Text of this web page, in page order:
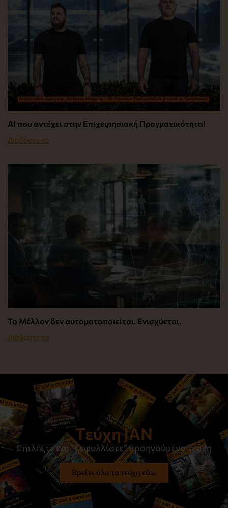
AI που αντέχει στην Επιχειρησιακή Πραγματικότητα!
Διαβάστε το
Το Μέλλον δεν αυτοματοποιείται. Ενισχύεται.
Διαβάστε το
Τεύχη JAN
Επιλέξτε και “ξεφυλλίστε” προηγούμενα τεύχη
Βρείτε όλα τα τεύχη εδώ